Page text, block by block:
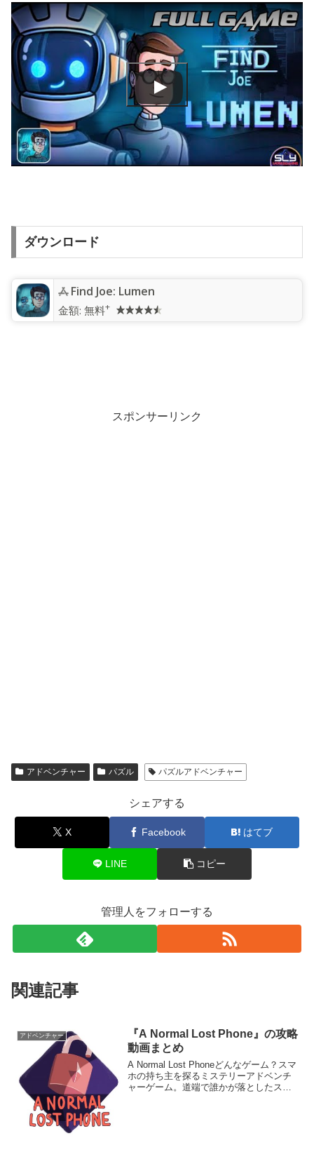
ダウンロード
Find Joe: Lumen
金額: 無料+
スポンサーリンク
アドベンチャー パズル パズルアドベンチャー
シェアする
X Facebook はてブ
LINE コピー
管理人をフォローする
関連記事
アドベンチャー
『A Normal Lost Phone』の攻略
動画まとめ
A Normal Lost Phoneどんなゲーム？スマ
ホの持ち主を探るミステリーアドベンチ
ャーゲーム。道端で誰かが落としたスマ